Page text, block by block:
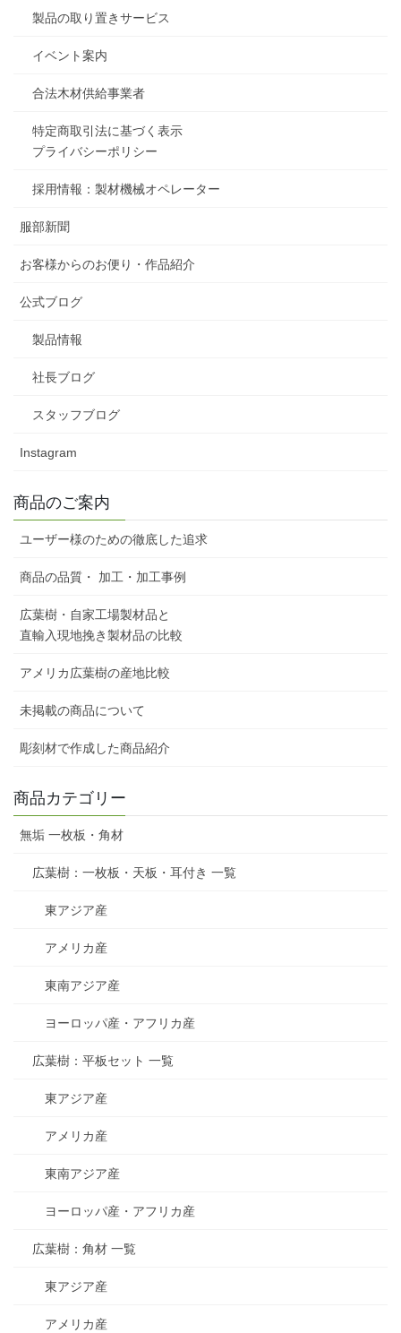
製品の取り置きサービス
イベント案内
合法木材供給事業者
特定商取引法に基づく表示
プライバシーポリシー
採用情報：製材機械オペレーター
服部新聞
お客様からのお便り・作品紹介
公式ブログ
製品情報
社長ブログ
スタッフブログ
Instagram
商品のご案内
ユーザー様のための徹底した追求
商品の品質・ 加工・加工事例
広葉樹・自家工場製材品と
直輸入現地挽き製材品の比較
アメリカ広葉樹の産地比較
未掲載の商品について
彫刻材で作成した商品紹介
商品カテゴリー
無垢 一枚板・角材
広葉樹：一枚板・天板・耳付き 一覧
東アジア産
アメリカ産
東南アジア産
ヨーロッパ産・アフリカ産
広葉樹：平板セット 一覧
東アジア産
アメリカ産
東南アジア産
ヨーロッパ産・アフリカ産
広葉樹：角材 一覧
東アジア産
アメリカ産